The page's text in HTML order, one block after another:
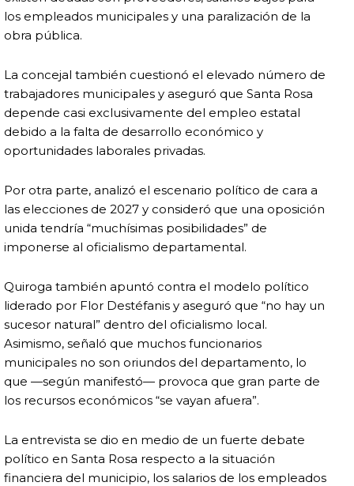
los empleados municipales y una paralización de la
obra pública.
La concejal también cuestionó el elevado número de
trabajadores municipales y aseguró que Santa Rosa
depende casi exclusivamente del empleo estatal
debido a la falta de desarrollo económico y
oportunidades laborales privadas.
Por otra parte, analizó el escenario político de cara a
las elecciones de 2027 y consideró que una oposición
unida tendría “muchísimas posibilidades” de
imponerse al oficialismo departamental.
Quiroga también apuntó contra el modelo político
liderado por Flor Destéfanis y aseguró que “no hay un
sucesor natural” dentro del oficialismo local.
Asimismo, señaló que muchos funcionarios
municipales no son oriundos del departamento, lo
que —según manifestó— provoca que gran parte de
los recursos económicos “se vayan afuera”.
La entrevista se dio en medio de un fuerte debate
político en Santa Rosa respecto a la situación
financiera del municipio, los salarios de los empleados